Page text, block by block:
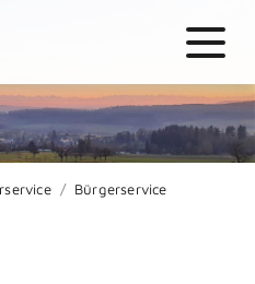
Bürgerservice